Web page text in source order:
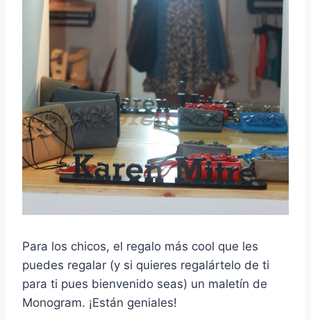
Para los chicos, el regalo más cool que les
puedes regalar (y si quieres regalártelo de ti
para ti pues bienvenido seas) un maletín de
Monogram. ¡Están geniales!